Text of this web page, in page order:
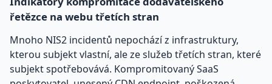
řetězce na webu třetích stran
Mnoho NIS2 incidentů nepochází z infrastruktury,
kterou subjekt vlastní, ale ze služeb třetích stran, které
subjekt spotřebovává. Kompromitovaný SaaS